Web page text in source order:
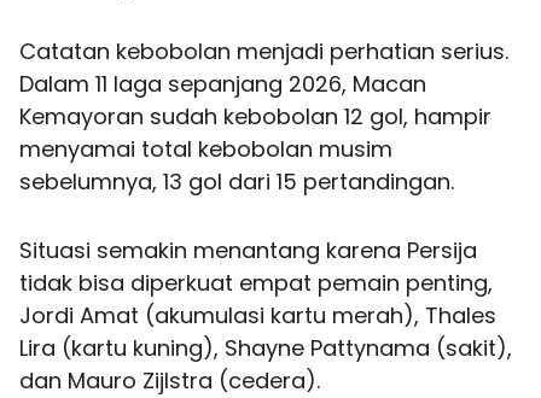
Catatan kebobolan menjadi perhatian serius.
Dalam 11 laga sepanjang 2026, Macan
Kemayoran sudah kebobolan 12 gol, hampir
menyamai total kebobolan musim
sebelumnya, 13 gol dari 15 pertandingan.
Situasi semakin menantang karena Persija
tidak bisa diperkuat empat pemain penting,
Jordi Amat (akumulasi kartu merah), Thales
Lira (kartu kuning), Shayne Pattynama (sakit),
dan Mauro Zijlstra (cedera).